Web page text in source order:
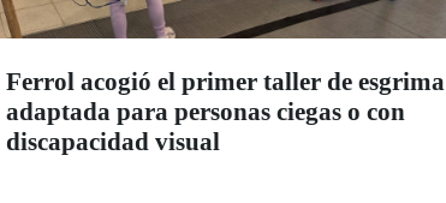
Ferrol acogió el primer taller de esgrima
adaptada para personas ciegas o con
discapacidad visual